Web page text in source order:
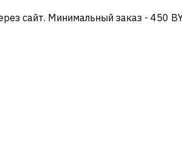
сайт. Минимальный заказ - 450